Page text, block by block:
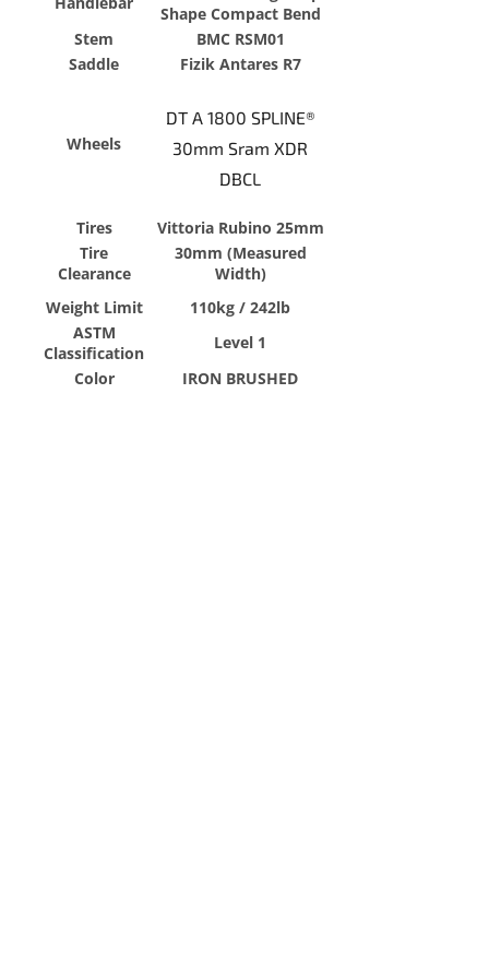
Shape Compact Bend
Stem
BMC RSM01
Saddle
Fizik Antares R7
Wheels
DT A 1800 SPLINE®
30mm Sram XDR
DBCL
Tires
Vittoria Rubino 25mm
Tire
Clearance
30mm (Measured
Width)
Weight Limit
110kg / 242lb
ASTM
Classification
Level 1
Color
IRON BRUSHED